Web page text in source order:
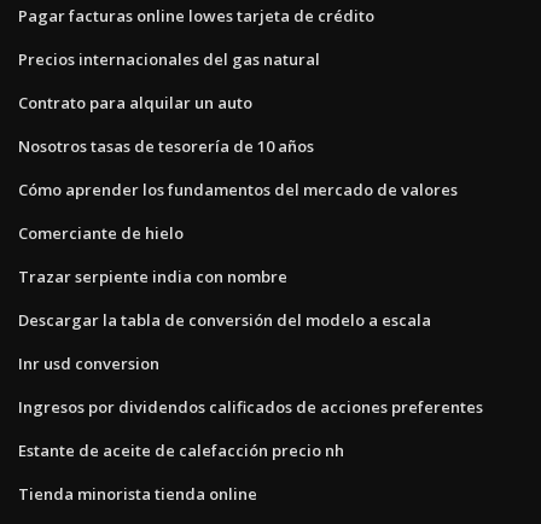
Pagar facturas online lowes tarjeta de crédito
Precios internacionales del gas natural
Contrato para alquilar un auto
Nosotros tasas de tesorería de 10 años
Cómo aprender los fundamentos del mercado de valores
Comerciante de hielo
Trazar serpiente india con nombre
Descargar la tabla de conversión del modelo a escala
Inr usd conversion
Ingresos por dividendos calificados de acciones preferentes
Estante de aceite de calefacción precio nh
Tienda minorista tienda online